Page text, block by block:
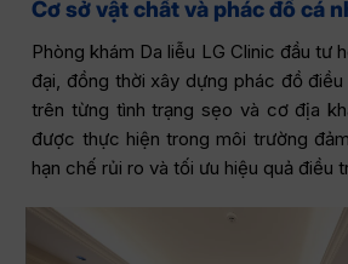
Cơ sở vật chất và phác đồ cá
Phòng khám Da liễu LG Clinic đầu tư
đại, đồng thời xây dựng phác đồ
trên từng tình trạng sẹo và cơ địa
được thực hiện trong môi trường
hạn chế rủi ro và tối ưu hiệu quả điều